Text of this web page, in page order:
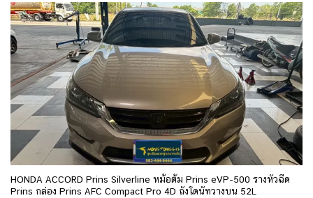
HONDA ACCORD Prins Silverline หม้อต้ม Prins eVP-500 รางหัวฉีด
Prins กล่อง Prins AFC Compact Pro 4D ถังโดนัทวางบน 52L